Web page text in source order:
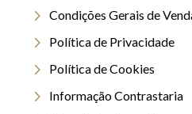
Condições Gerais de
Política de Privacidade
Política de Cookies
Informação Contrastaria